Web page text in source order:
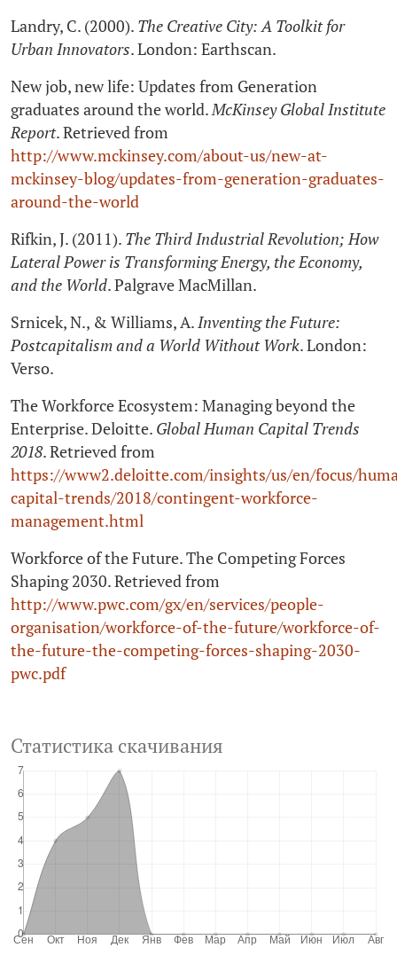
Landry, C. (2000). The Creative City: A Toolkit for
Urban Innovators. London: Earthscan.
New job, new life: Updates from Generation
graduates around the world.McKinsey Global Institute
Report. Retrieved from
http://www.mckinsey.com/about-us/new-at-
mckinsey-blog/updates-from-generation-graduates-
around-the-world
Rifkin, J. (2011). The Third Industrial Revolution; How
Lateral Power is Transforming Energy, the Economy,
and the World. Palgrave MacMillan.
Srnicek, N., & Williams, A.Inventing the Future:
Postcapitalism and a World Without Work. London:
Verso.
The Workforce Ecosystem: Managing beyond the
Enterprise. Deloitte. Global Human Capital Trends
2018. Retrieved from
https://www2.deloitte.com/insights/us/en/focus/
capital-trends/2018/contingent-workforce-
management.html
Workforce of the Future. The Competing Forces
Shaping 2030. Retrieved from
http://www.pwc.com/gx/en/services/people-
organisation/workforce-of-the-future/workforce-of-
the-future-the-competing-forces-shaping‑2030-
pwc.pdf
Статистика скачивания